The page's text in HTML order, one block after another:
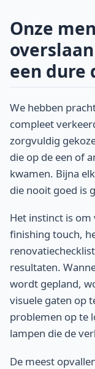
Onze
een dure
We hebben
compleet
zorgvuldig
die op de een of
kwamen. Bijna
die nooit goed is
Het instinct is om
finishing touch,
resultaten.
wordt gepland,
visuele gaten op
problemen op te
lampen die de
De meest